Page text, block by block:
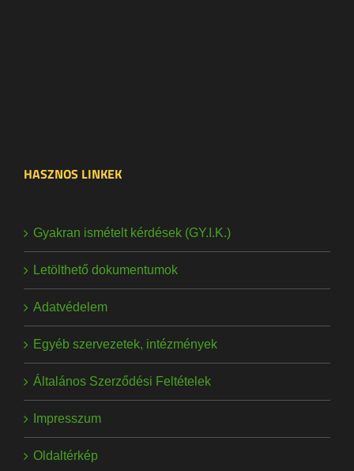
HASZNOS LINKEK
Gyakran ismételt kérdések (GY.I.K.)
Letölthető dokumentumok
Adatvédelem
Egyéb szervezetek, intézmények
Általános Szerződési Feltételek
Impresszum
Oldaltérkép